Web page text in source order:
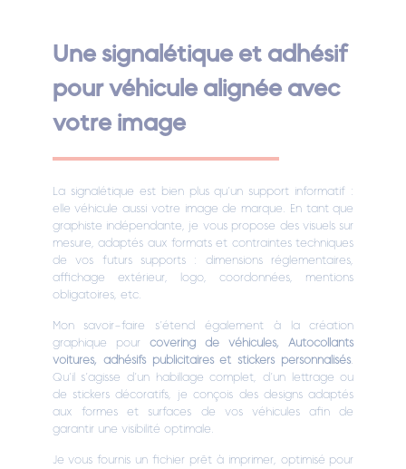
Une signalétique et adhésif
pour véhicule alignée avec
votre image
La signalétique est bien plus qu’un support informatif :
elle véhicule aussi votre image de marque. En tant que
graphiste indépendante, je vous propose des visuels sur
mesure, adaptés aux formats et contraintes techniques
de vos futurs supports : dimensions réglementaires,
affichage extérieur, logo, coordonnées, mentions
obligatoires, etc.
Mon savoir-faire s’étend également à la création
graphique pour covering de véhicules, Autocollants
voitures, adhésifs publicitaires et stickers personnalisés.
Qu’il s’agisse d’un habillage complet, d’un lettrage ou
de stickers décoratifs, je conçois des designs adaptés
aux formes et surfaces de vos véhicules afin de
garantir une visibilité optimale.
Je vous fournis un fichier prêt à imprimer, optimisé pour